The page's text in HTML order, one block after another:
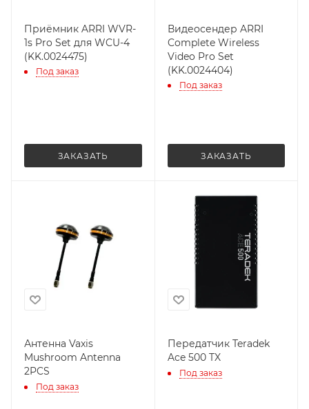
Приёмник ARRI WVR-
1s Pro Set для WCU-4
(KK.0024475)
Под заказ
ЗАКАЗАТЬ
Видеосендер ARRI
Complete Wireless
Video Pro Set
(KK.0024404)
Под заказ
ЗАКАЗАТЬ
Антенна Vaxis
Mushroom Antenna
2PCS
Под заказ
Передатчик Teradek
Ace 500 TX
Под заказ